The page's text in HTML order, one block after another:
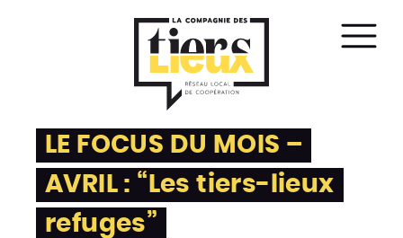
le
LE FOCUS DU MOIS –
AVRIL : “Les tiers-lieux
refuges”